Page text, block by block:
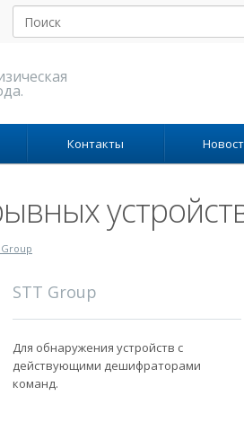
Контакты
Group
STT Group
Для обнаружения устройств с
действующими дешифраторами
команд.